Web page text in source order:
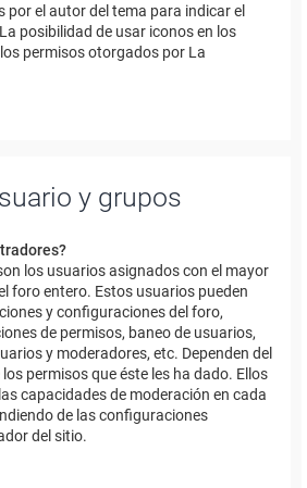
por el autor del tema para indicar el
posibilidad de usar iconos en los
permisos otorgados por La
y grupos
los usuarios asignados con el mayor
foro entero. Estos usuarios pueden
y configuraciones del foro,
de permisos, baneo de usuarios,
y moderadores, etc. Dependen del
permisos que éste les ha dado. Ellos
capacidades de moderación en cada
de las configuraciones
del sitio.